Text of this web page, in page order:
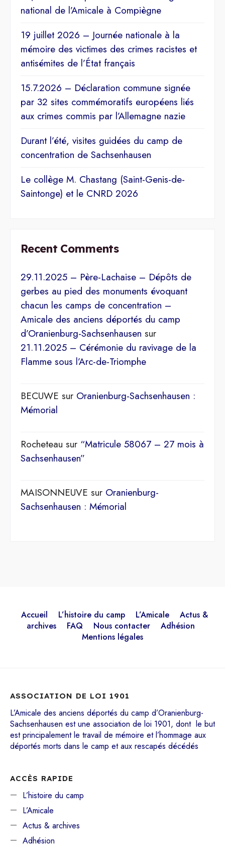
national de l’Amicale à Compiègne
19 juillet 2026 – Journée nationale à la
mémoire des victimes des crimes racistes et
antisémites de l’État français
15.7.2026 – Déclaration commune signée
par 32 sites commémoratifs européens liés
aux crimes commis par l’Allemagne nazie
Durant l’été, visites guidées du camp de
concentration de Sachsenhausen
Le collège M. Chastang (Saint-Genis-de-
Saintonge) et le CNRD 2026
Recent Comments
29.11.2025 – Père-Lachaise – Dépôts de
gerbes au pied des monuments évoquant
chacun les camps de concentration –
Amicale des anciens déportés du camp
d’Oranienburg-Sachsenhausen sur
21.11.2025 – Cérémonie du ravivage de la
Flamme sous l’Arc-de-Triomphe
BECUWE sur Oranienburg-Sachsenhausen :
Mémorial
Rocheteau sur “Matricule 58067 – 27 mois à
Sachsenhausen”
MAISONNEUVE sur Oranienburg-
Sachsenhausen : Mémorial
Accueil L’histoire du camp L’Amicale
Actus &
archives
FAQ Nous contacter
Adhésion
Mentions légales
ASSOCIATION DE LOI 1901
L’Amicale des anciens déportés du camp d’Oranienburg-
Sachsenhausen est une association de loi 1901, dont le but
est principalement le travail de mémoire et l’hommage aux
déportés morts dans le camp et aux rescapés décédés
ACCÈS RAPIDE
L’histoire du camp
L’Amicale
Actus & archives
Adhésion